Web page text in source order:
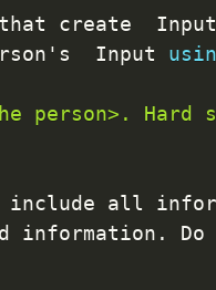
create
Input
the person>.
include all
information .